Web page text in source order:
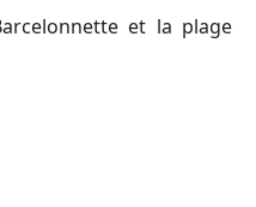
et la plage